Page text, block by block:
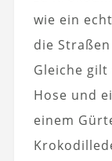
wie ein
die
Gleiche
Hose und
einem